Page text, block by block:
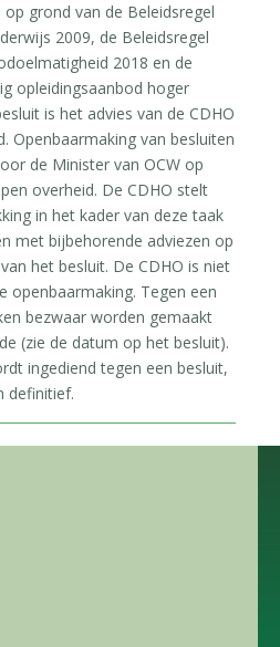
grond van de Beleidsregel
2009, de Beleidsregel
2018 en de
opleidingsaanbod hoger
is het advies van de CDHO
Openbaarmaking van besluiten
de Minister van OCW op
overheid. De CDHO stelt
in het kader van deze taak
met bijbehorende adviezen op
het besluit. De CDHO is niet
openbaarmaking. Tegen een
bezwaar worden gemaakt
(zie de datum op het besluit).
ingediend tegen een besluit,
definitief.